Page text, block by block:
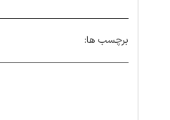
برچسب ها: